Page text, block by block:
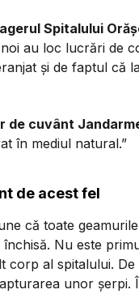
Spitalului
au loc lucrări de
și de faptul că
de cuvânt
în mediul natural.”
de acest fel
că toate
Nu este
corp al spitalului.
unor